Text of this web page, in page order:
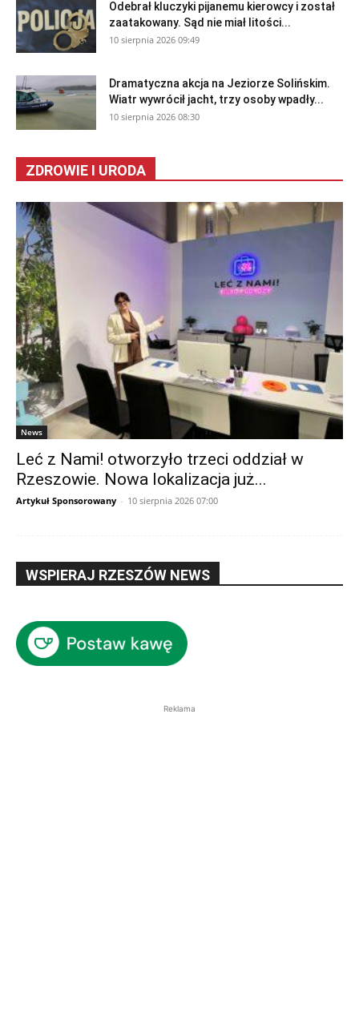
Odebrał kluczyki pijanemu kierowcy i został
zaatakowany. Sąd nie miał litości...
10 sierpnia 2026 09:49
Dramatyczna akcja na Jeziorze Solińskim.
Wiatr wywrócił jacht, trzy osoby wpadły...
10 sierpnia 2026 08:30
ZDROWIE I URODA
News
Leć z Nami! otworzyło trzeci oddział w
Rzeszowie. Nowa lokalizacja już...
Artykuł Sponsorowany - 10 sierpnia 2026 07:00
WSPIERAJ RZESZÓW NEWS
Reklama